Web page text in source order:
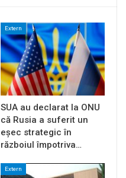
Extern
SUA au declarat la ONU
că Rusia a suferit un
eșec strategic în
războiul împotriva…
Extern